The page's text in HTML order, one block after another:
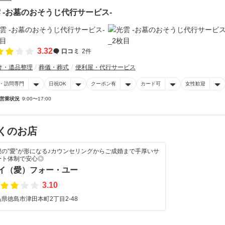
-お墓のおそうじ代行サービス-
3.32 口コミ 2件
・遺品整理 葬儀・葬式 便利屋・代行サービス
訪問専門 日祝OK クーポン有 カード可 女性歓迎
業状況 9:00〜17:00
のお店
の”愛”が形になる♪カウンセリングからご成婚まで手厚いサ
ト体制で安心◎
（愛）フォー・ユー
3.10
県徳島市津田本町2丁目2-48